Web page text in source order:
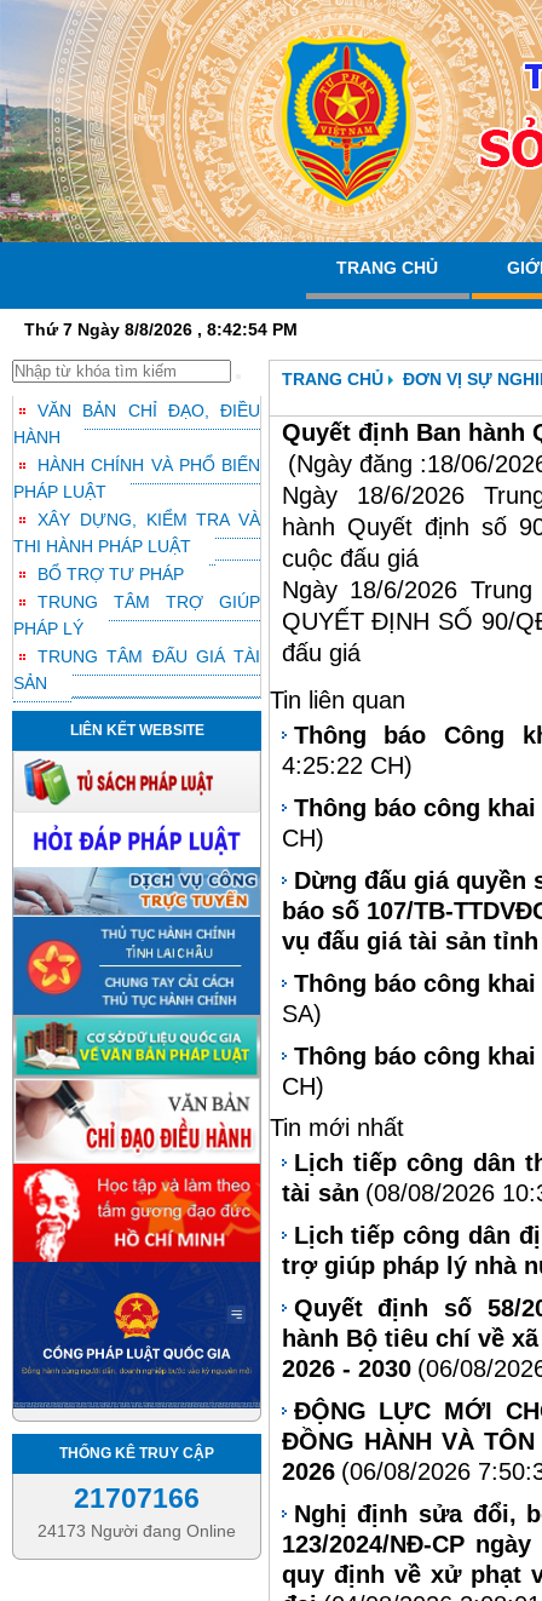
TRANG CHỦ
Thứ 7 Ngày 8/8/2026 , 8:42:55 PM
VĂN BẢN CHỈ ĐẠO, ĐIỀU
HÀNH
HÀNH CHÍNH VÀ PHỔ BIẾN
PHÁP LUẬT
XÂY DỰNG, KIỂM TRA VÀ
THI HÀNH PHÁP LUẬT
BỔ TRỢ TƯ PHÁP
TRUNG TÂM TRỢ GIÚP
PHÁP LÝ
TRUNG TÂM ĐẤU GIÁ TÀI
SẢN
LIÊN KẾT WEBSITE
THỐNG KÊ TRUY CẬP
21707166
24173 Người đang Online
TRANG CHỦ ĐƠN VỊ SỰ
Quyết định Ban hành
(Ngày đăng :18/06/
Ngày 18/6/2026
hành Quyết định số
cuộc đấu giá
Ngày 18/6/2026
QUYẾT ĐỊNH SỐ 90/
đấu giá
Tin liên quan
Thông báo Công
4:25:22 CH)
Thông báo công
CH)
Dừng đấu giá quyền
báo số 107/TB-
vụ đấu giá tài sản
Thông báo công
SA)
Thông báo công
CH)
Tin mới nhất
Lịch tiếp công dân
tài sản (08/08/2026
Lịch tiếp công dân
trợ giúp pháp lý nhà
Quyết định số 58/
hành Bộ tiêu chí về
2026 - 2030 (06/08/
ĐỘNG LỰC MỚI
ĐỒNG HÀNH VÀ
2026 (06/08/2026
Nghị định sửa đổi,
123/2024/NĐ-CP
quy định về xử phạt